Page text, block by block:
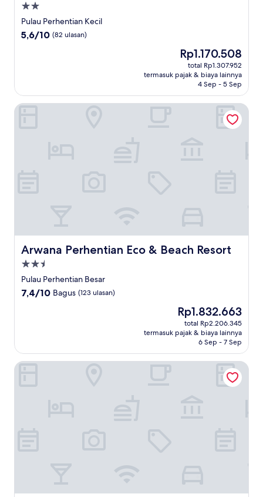
Properti
bintang
2.0
Pulau Perhentian Kecil
5.6
5,6/10 (82 ulasan)
Harga
sekarang
Rp1.170.508
Rp1.170.508
total Rp1.307.952
termasuk pajak & biaya lainnya
4 Sep - 5 Sep
Arwana Perhentian Eco & Beach Resort
Arwana Perhentian Eco & Beach Resort
Properti
bintang
2.5
Pulau Perhentian Besar
7.4
7,4/10 Bagus (123 ulasan)
Harga
sekarang
Rp1.832.663
Rp1.832.663
total Rp2.206.345
termasuk pajak & biaya lainnya
6 Sep - 7 Sep
Arwana Perhentian Eco & Beach Resort
Shari-La Island Resort